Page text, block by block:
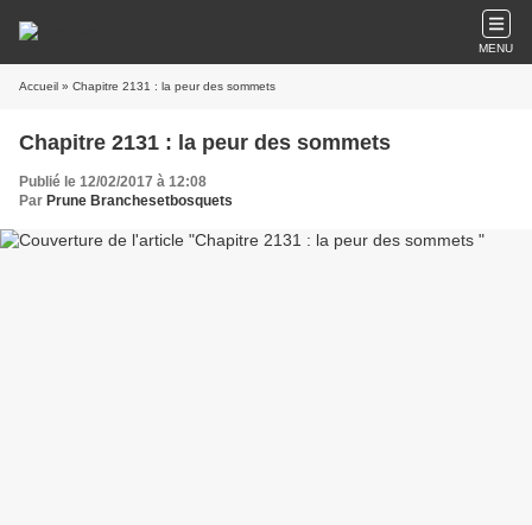
MENU
Accueil » Chapitre 2131 : la peur des sommets
Chapitre 2131 : la peur des sommets
Publié le 12/02/2017 à 12:08
Par Prune Branchesetbosquets